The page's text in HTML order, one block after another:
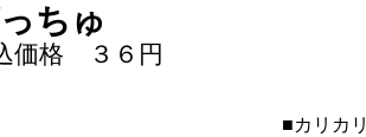
ちゅ
価格 ３６円
■カリカ